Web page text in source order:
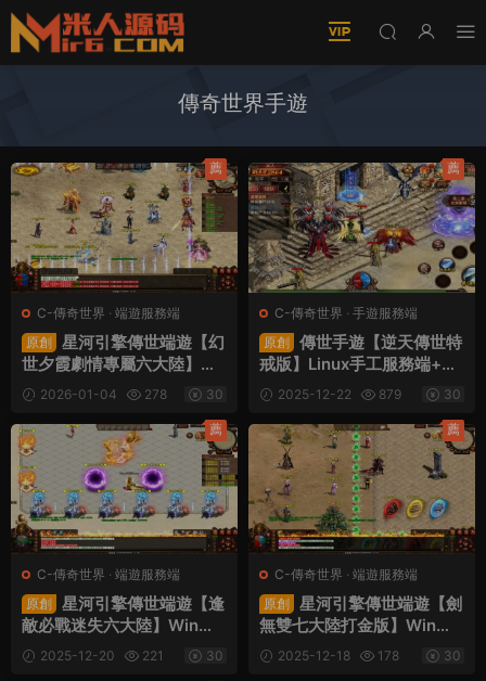
傳奇世界手遊
C-傳奇世界 · 端遊服務端
原創
星河引擎傳世端遊【幻
世夕霞劇情專屬六大陸】Wi
n一鍵服務端+彩虹登陸器
+客戶端+視頻架設教程
2026-01-04 278 30
薦
C-傳奇世界 · 手遊服務端
原創
傳世手遊【逆天傳世特
戒版】Linux手工服務端+安
卓+GM授權後台+視頻架設
教程
2025-12-22 879 30
薦
C-傳奇世界 · 端遊服務端
原創
星河引擎傳世端遊【逢
敵必戰迷失六大陸】Win一
鍵服務端+彩虹登陸器+客戶
端+視頻架設教程
2025-12-20 221 30
薦
C-傳奇世界 · 端遊服務端
原創
星河引擎傳世端遊【劍
無雙七大陸打金版】Win一
鍵服務端+彩虹登陸器+客戶
端+視頻架設教程
2025-12-18 178 30
薦